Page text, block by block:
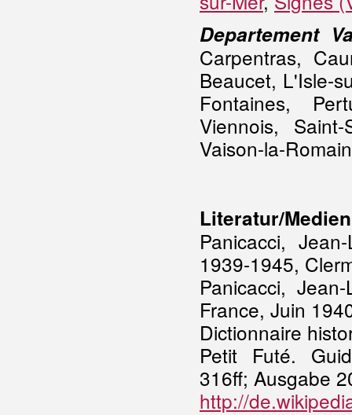
Departement
Carpentras,
Beaucet, L'Isle-
Fontaines,
Viennois,
Vaison-la-
Literatur/Medien
Panicacci,
1939-1945,
Panicacci,
France, Juin
Dictionnaire
Petit Futé.
316ff; Ausgabe
http://